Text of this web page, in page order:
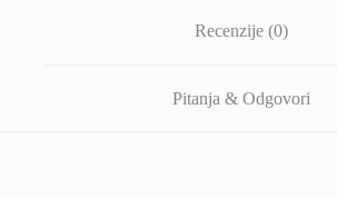
Recenzije (0)
Pitanja & Odgovori